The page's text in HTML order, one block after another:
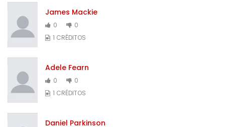
James Mackie
0
0
1 CRÉDITOS
Adele Fearn
0
0
1 CRÉDITOS
Daniel Parkinson